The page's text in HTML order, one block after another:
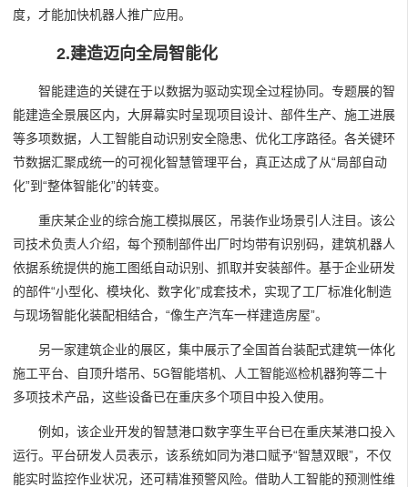
度，才能加快机器人推广应用。
2.建造迈向全局智能化
智能建造的关键在于以数据为驱动实现全过程协同。专题展的智
能建造全景展区内，大屏幕实时呈现项目设计、部件生产、施工进展
等多项数据，人工智能自动识别安全隐患、优化工序路径。各关键环
节数据汇聚成统一的可视化智慧管理平台，真正达成了从“局部自动
化”到“整体智能化”的转变。
重庆某企业的综合施工模拟展区，吊装作业场景引人注目。该公
司技术负责人介绍，每个预制部件出厂时均带有识别码，建筑机器人
依据系统提供的施工图纸自动识别、抓取并安装部件。基于企业研发
的部件“小型化、模块化、数字化”成套技术，实现了工厂标准化制造
与现场智能化装配相结合，“像生产汽车一样建造房屋”。
另一家建筑企业的展区，集中展示了全国首台装配式建筑一体化
施工平台、自顶升塔吊、5G智能塔机、人工智能巡检机器狗等二十
多项技术产品，这些设备已在重庆多个项目中投入使用。
例如，该企业开发的智慧港口数字孪生平台已在重庆某港口投入
运行。平台研发人员表示，该系统如同为港口赋予“智慧双眼”，不仅
能实时监控作业状况，还可精准预警风险。借助人工智能的预测性维